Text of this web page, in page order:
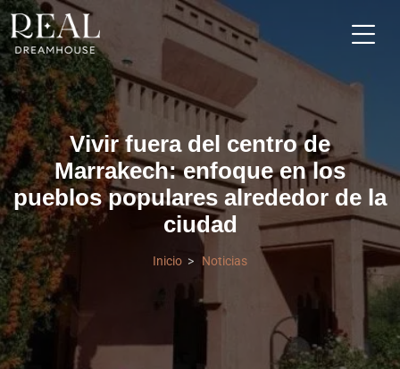
Vivir fuera del centro de
Marrakech: enfoque en los
pueblos populares alrededor de la
ciudad
Inicio Noticias